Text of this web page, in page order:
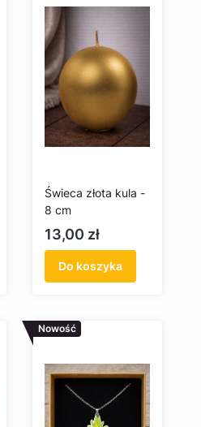
Świeca złota kula -
8 cm
Cena
13,00 zł
Do koszyka
Nowość